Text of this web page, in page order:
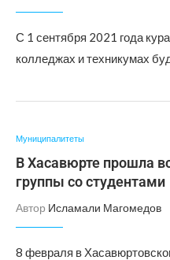
С 1 сентября 2021 года
колледжах и техникумах
Муниципалитеты
В Хасавюрте прошла
группы со студентами
Автор Исламали Магомедов
8 февраля в